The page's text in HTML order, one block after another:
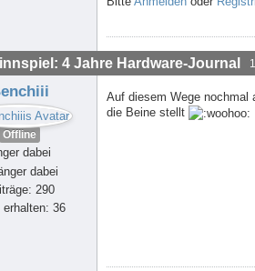
4 Jahre Hardware-Journal
Offline
dabei
290
erhalten: 36
Auf diesem Wege nochmal
die Beine stellt